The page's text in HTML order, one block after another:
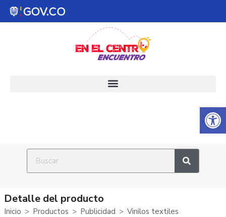
Abrir
Detalle del producto
Inicio Productos Publicidad
Vinilos textiles